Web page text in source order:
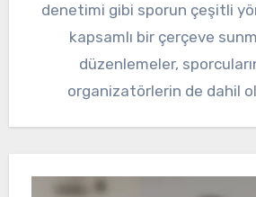
denetimi gibi sporun çeşitli
kapsamlı bir çerçeve
düzenlemeler,
organizatörlerin de dahil